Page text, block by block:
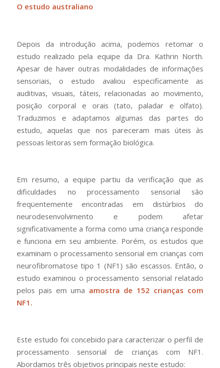
O estudo australiano
Depois da introdução acima, podemos retomar o
estudo realizado pela equipe da Dra. Kathrin North.
Apesar de haver outras modalidades de informações
sensoriais, o estudo avaliou especificamente as
auditivas, visuais, táteis, relacionadas ao movimento,
posição corporal e orais (tato, paladar e olfato).
Traduzimos e adaptamos algumas das partes do
estudo, aquelas que nos pareceram mais úteis às
pessoas leitoras sem formação biológica.
Em resumo, a equipe partiu da verificação que as
dificuldades no processamento sensorial são
freqüentemente encontradas em distúrbios do
neurodesenvolvimento e podem afetar
significativamente a forma como uma criança responde
e funciona em seu ambiente. Porém, os estudos que
examinam o processamento sensorial em crianças com
neurofibromatose tipo 1 (NF1) são escassos. Então, o
estudo examinou o processamento sensorial relatado
pelos pais em uma amostra de 152 crianças com
NF1.
Este estudo foi concebido para caracterizar o perfil de
processamento sensorial de crianças com NF1.
Abordamos três objetivos principais neste estudo: